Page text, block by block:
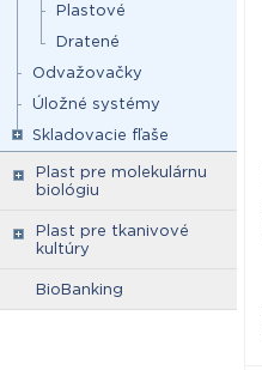
Plastové
Dratené
Odvažovačky
Úložné systémy
Skladovacie fľaše
Plast pre molekulárnu
biológiu
Plast pre tkanivové
kultúry
BioBanking